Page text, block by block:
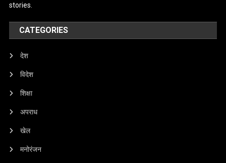
stories.
CATEGORIES
देश
विदेश
शिक्षा
अपराध
खेल
मनोरंजन